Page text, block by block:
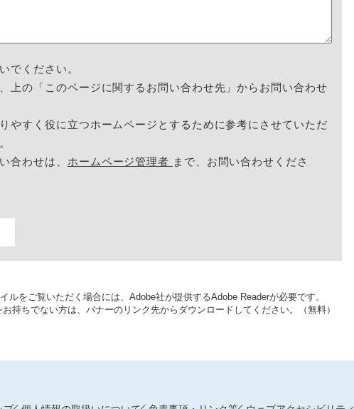
でください。
上の「このページに関するお問い合わせ先」からお問い合わせ
やすく役に立つホームページとするために参考にさせていただ
合わせは、 ホームページ管理者 まで、お問い合わせくださ
ルをご覧いただく場合には、Adobe社が提供するAdobe Readerが必要です。
持ちでない方は、バナーのリンク先からダウンロードしてください。（無料）